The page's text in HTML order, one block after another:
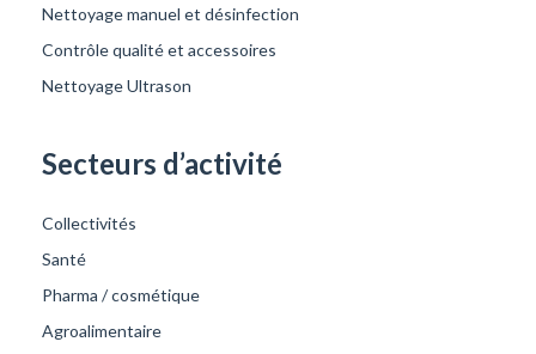
Nettoyage manuel et désinfection
Contrôle qualité et accessoires
Nettoyage Ultrason
Secteurs d’activité
Collectivités
Santé
Pharma / cosmétique
Agroalimentaire